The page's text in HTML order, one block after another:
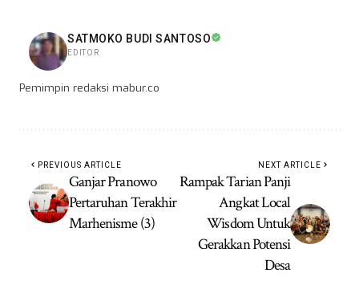
SATMOKO BUDI SANTOSO
EDITOR
Pemimpin redaksi mabur.co
PREVIOUS ARTICLE
Ganjar Pranowo
Pertaruhan Terakhir
Marhenisme (3)
NEXT ARTICLE
Rampak Tarian Panji
Angkat Local
Wisdom Untuk
Gerakkan Potensi
Desa